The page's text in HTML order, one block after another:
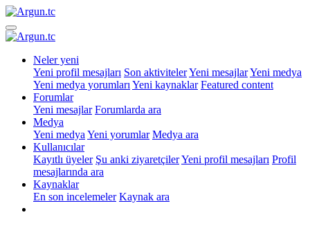
Neler yeni
Yeni profil mesajları Son aktivitelerYeni mesajlarYeni medya
Yeni medya yorumları Yeni kaynaklar Featured content
Forumlar
Yeni mesajlar Forumlarda ara
Medya
Yeni medya Yeni yorumlar Medya ara
Kullanıcılar
Kayıtlı üyeler Şu anki ziyaretçilerYeni profil mesajları Profil
mesajlarında ara
Kaynaklar
En son incelemeler Kaynak ara